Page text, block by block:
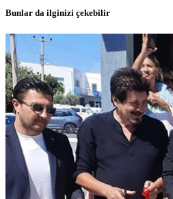
Bunlar da ilginizi çekebilir